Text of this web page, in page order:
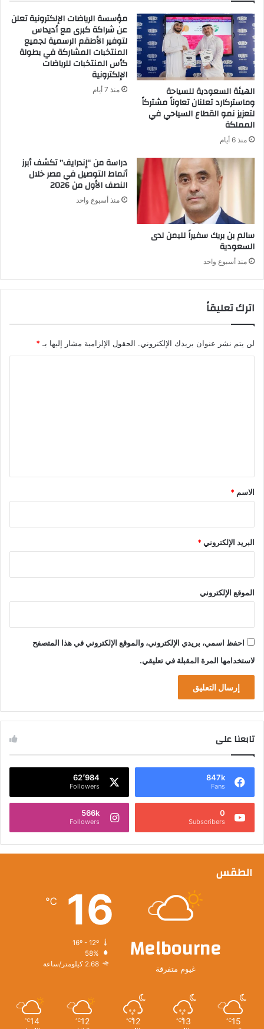
الهيئة السعودية للسياحة
وماستركارد تعلنان تعاوناً مشتركاً
لتعزيز نمو القطاع السياحي في
المملكة
منذ 6 أيام
مؤسسة الرياضات الإلكترونية تعلن
عن شراكة كبرى مع أديداس
لتوفير الأطقم الرسمية لجميع
المنتخبات المشاركة في بطولة
كأس المنتخبات للرياضات
الإلكترونية
منذ 7 أيام
سالم بن بريك سفيراً لليمن لدى
السعودية
منذ أسبوع واحد
دراسة من “إندرايف” تكشف أبرز
أنماط التوصيل في مصر خلال
النصف الأول من 2026
منذ أسبوع واحد
اترك تعليقاً
لن يتم نشر عنوان بريدك الإلكتروني. الحقول الإلزامية مشار إليها بـ *
*
الاسم *
البريد الإلكتروني*
الموقع الإلكتروني
احفظ اسمي، بريدي الإلكتروني، والموقع الإلكتروني في هذا المتصفح
لاستخدامها المرة المقبلة في تعليقي.
تابعنا على
847k
Fans
62٬984
Followers
0
Subscribers
566k
Followers
الطقس
Melbourne
غيوم متفرقة
16
℃
58%
2.68 كيلومتر/ساعة
15
℃
13
℃
12
℃
12
℃
14
℃